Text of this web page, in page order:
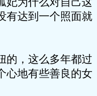
有达到一个照面就
的，这么多年都过
心地有些善良的女